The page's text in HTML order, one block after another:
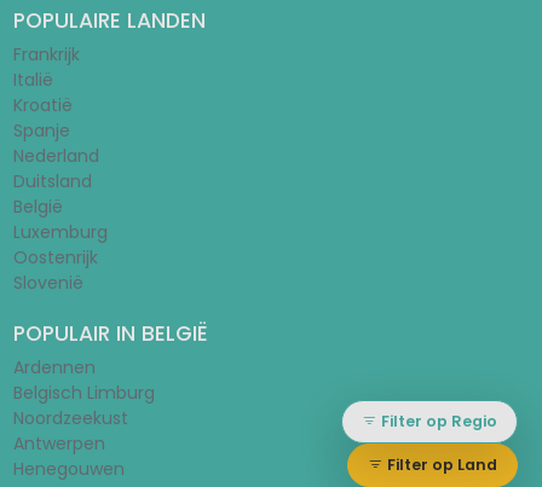
Filter op Land
Filter op Regio
POPULAIRE LANDEN
Frankrijk
Italië
Kroatië
Spanje
Nederland
Duitsland
België
Luxemburg
Oostenrijk
Slovenië
POPULAIR IN BELGIË
Ardennen
Belgisch Limburg
Noordzeekust
Antwerpen
Henegouwen